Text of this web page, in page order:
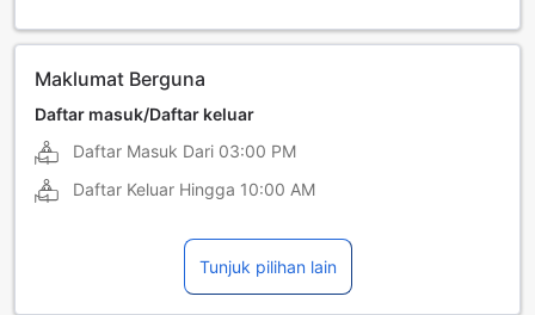
Maklumat Berguna
Daftar masuk/Daftar keluar
Daftar Masuk Dari 03:00 PM
Daftar Keluar Hingga 10:00 AM
Tunjuk pilihan lain